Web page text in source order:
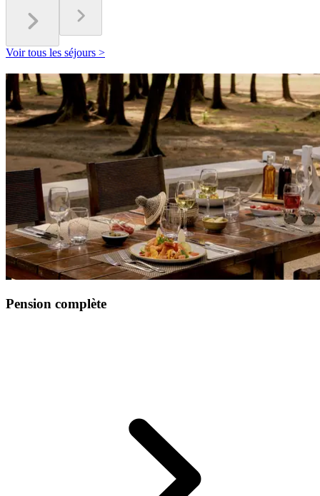
Voir tous les séjours >
Pension complète